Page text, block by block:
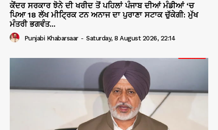
ਕੇਂਦਰ ਸਰਕਾਰ ਝੋਨੇ ਦੀ ਖਰੀਦ ਤੋਂ ਪਹਿਲਾਂ ਪੰਜਾਬ ਦੀਆਂ ਮੰਡੀਆਂ ‘ਚ
ਪਿਆ 18 ਲੱਖ ਮੀਟ੍ਰਿਕ ਟਨ ਅਨਾਜ ਦਾ ਪੁਰਾਣਾ ਸਟਾਕ ਚੁੱਕੇਗੀ: ਮੁੱਖ
ਮੰਤਰੀ ਭਗਵੰਤ...
Punjabi Khabarsaar - Saturday, 8 August 2026, 22:14